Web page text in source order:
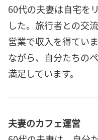
60代の夫妻は自宅を
した。旅行者との交
営業で収入を得てい
ながら、自分たちの
満足しています。
夫妻のカフェ運営